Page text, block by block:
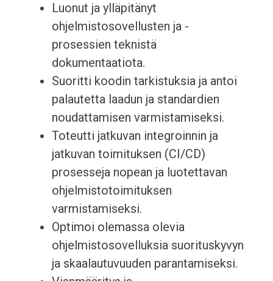
Luonut ja ylläpitänyt
ohjelmistosovellusten ja -
prosessien teknistä
dokumentaatiota.
Suoritti koodin tarkistuksia ja antoi
palautetta laadun ja standardien
noudattamisen varmistamiseksi.
Toteutti jatkuvan integroinnin ja
jatkuvan toimituksen (CI/CD)
prosesseja nopean ja luotettavan
ohjelmistotoimituksen
varmistamiseksi.
Optimoi olemassa olevia
ohjelmistosovelluksia suorituskyvyn
ja skaalautuvuuden parantamiseksi.